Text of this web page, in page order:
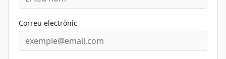
Correu electrònic